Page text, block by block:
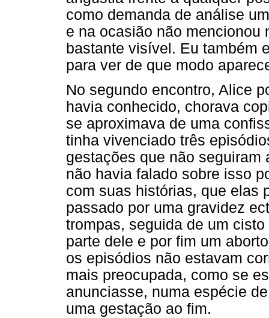
como demanda de análise
e na ocasião não mencionou
bastante visível. Eu também
para ver de que modo
No segundo encontro, Alice
havia conhecido, chorava
se aproximava de uma
tinha vivenciado três
gestações que não
não havia falado sobre isso
com suas histórias, que elas
passado por uma gravidez
trompas, seguida de um
parte dele e por fim um
os episódios não estavam
mais preocupada, como se
anunciasse, numa espécie
uma gestação ao fim.